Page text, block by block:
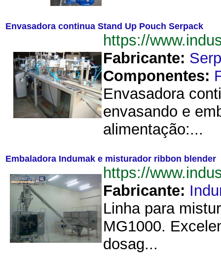
Envasadora continua Stand Up Pouch Serpack
https://
Fabricante:
Componentes:
Envasadora
envasando e
alimentação:...
Embaladora Indumak e misturador ribbon blender
https://
Fabricante:
Linha para
MG1000.
dosag...